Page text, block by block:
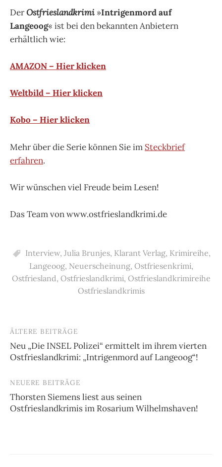
DerOstfrieslandkrimi »Intrigenmord auf
Langeoog« ist bei den bekannten Anbietern
erhältlich wie:
AMAZON – Hier klicken
Weltbild – Hier klicken
Kobo – Hier klicken
Mehr über die Serie können Sie im Steckbrief
erfahren.
Wir wünschen viel Freude beim Lesen!
Das Team von www.ostfrieslandkrimi.de
Interview, Julia Brunjes, Klarant Verlag, Krimireihe,
Langeoog, Neuerscheinung, Ostfriesenkrimi,
Ostfriesland, Ostfrieslandkrimi, Ostfrieslandkrimireihe
Ostfrieslandkrimis
Beitragsnavigation
ÄLTERE BEITRÄGE
Neu „Die INSEL Polizei“ ermittelt im ihrem vierten
Ostfrieslandkrimi: „Intrigenmord auf Langeoog“!
NEUERE BEITRÄGE
Thorsten Siemens liest aus seinen
Ostfrieslandkrimis im Rosarium Wilhelmshaven!